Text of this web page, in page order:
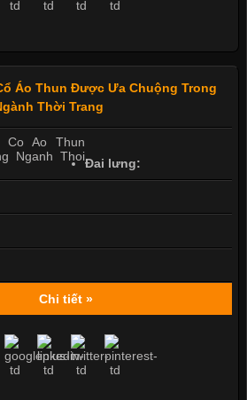
Áo Thun Được Ưa Chuộng Trong
Thời Trang
Đai lưng:
Chi tiết »